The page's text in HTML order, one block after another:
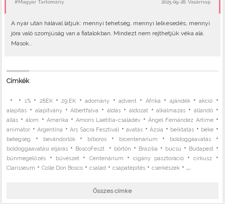
#Magyar Tartomány 2025-09-28, Vasárnap
A nyár után hálával látjuk: mennyi tehetség, mennyi lelkesedés, mennyi
jóra való szomjúság van a fiatalokban. Mindezt nem rejthetjük véka alá.
Mások..
Címkék
• • 1%• 28EK•29.EK •adomány •advent • Afrika • ajándék•akció •
alapítás • alapítvány•Albertfalva •áldás • áldozat •alkalmazás • állandó•
állás •álom • Amerika • Amoris Laetitia-családév •Ángel Fernández Artime•
animátor •Argentína •Ars Sacra Fesztivál •avatás •Ázsia • beiktatás • béke •
betegség • bevándorlók• bíboros • bicentenárium • boldoggáavatás•
boldoggáavatási eljárás • BoscoFeszt • börtön • Brazília • búcsú • Budapest •
bűnmegelőzés • bűvészet • Centenárium •cigány pasztoráció•cirkusz •
Clarisseum •Colle Don Bosco •család •csapatépítés •cserkészek • ...
Összes címke